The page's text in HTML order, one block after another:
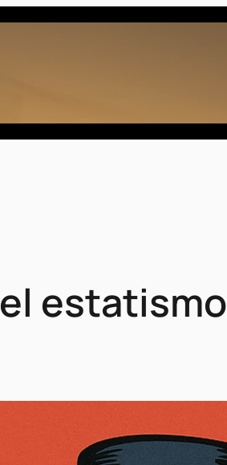
estatismo